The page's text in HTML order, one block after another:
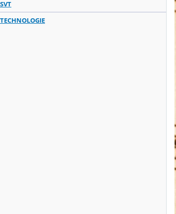
SVT
TECHNOLOGIE